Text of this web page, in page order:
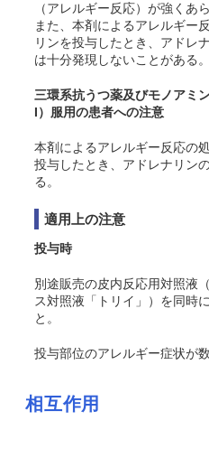
（アレルギー反応）が強くあ
また、本剤によるアレルギー
リンを投与したとき、アドレ
は十分発現しないことがある。
三環系抗うつ薬及びモノアミ
I）服用の患者への注意
本剤によるアレルギー反応の
投与したとき、アドレナリン
る。
適用上の注意
投与時
別途販売の皮内反応用対照液
ス対照液「トリイ」）を同時
と。
投与部位のアレルギー症状が
相互作用